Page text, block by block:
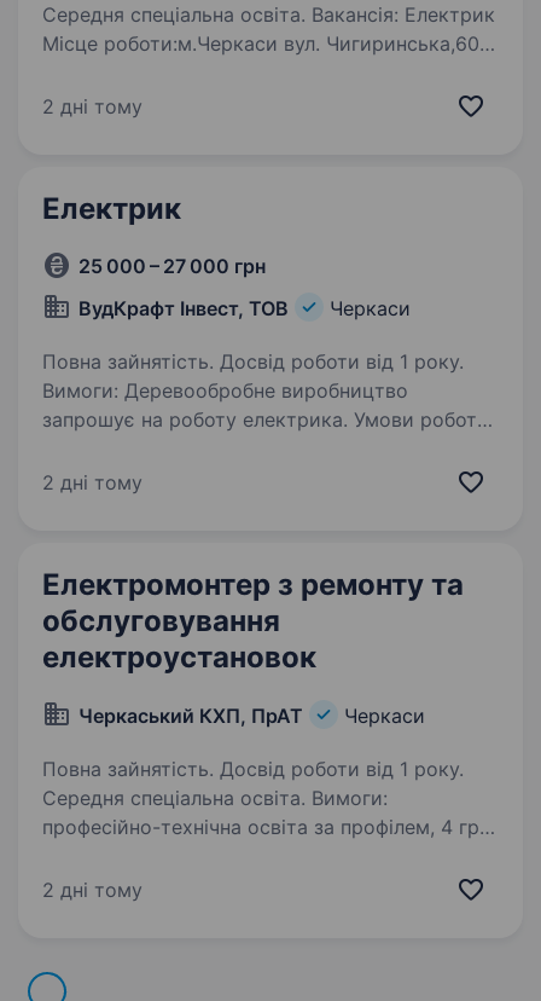
Середня спеціальна освіта. Вакансія: Електрик
Місце роботи:м.Черкаси вул. Чигиринська,60
кваліфікованого електрика для приєднання
2 дні тому
Електрик
25 000 – 27 000 грн
ВудКрафт Інвест, ТОВ
Черкаси
Повна зайнятість. Досвід роботи від 1 року.
Вимоги: Деревообробне виробництво
запрошує на роботу електрика. Умови роботи:
обслуговування деревообробних верстатів.
2 дні тому
Електромонтер з ремонту та
обслуговування
електроустановок
Черкаський КХП, ПрАТ Черкаси
Повна зайнятість. Досвід роботи від 1 року.
Середня спеціальна освіта. Вимоги:
професійно-технічна освіта за профілем, 4 гр.
Обов’язки: поточний та капітальний ремонт е/
2 дні тому